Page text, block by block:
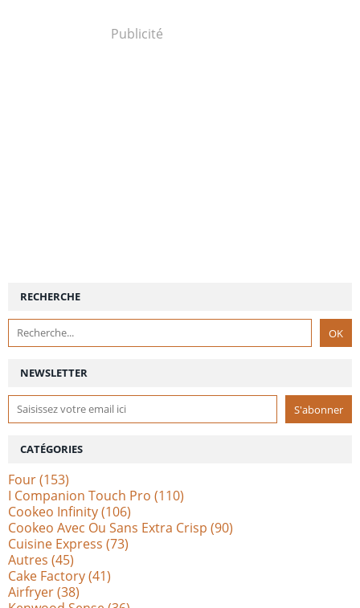
Publicité
NEWSLETTER
RECHERCHE
CATÉGORIES
Four(153)
I Companion Touch Pro (110)
Cookeo Infinity(106)
Cookeo Avec Ou Sans Extra Crisp (90)
Cuisine Express (73)
Autres (45)
Cake Factory(41)
Airfryer(38)